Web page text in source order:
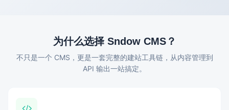
为什么选择 Sndow CMS？
不只是一个 CMS，更是一套完整的建站工具链，从内容管理到
API 输出一站搞定。